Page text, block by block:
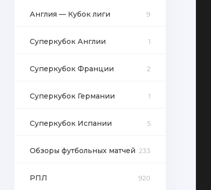
Англия — Кубок лиги 9
Суперкубок Англии 1
Суперкубок Франции 2
Суперкубок Германии 1
Суперкубок Испании 5
Обзоры футбольных матчей 233
РПЛ 920